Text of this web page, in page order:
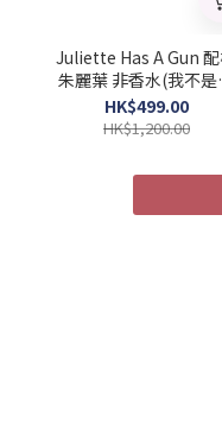
Juliette Has A Gun
朱麗葉 非香水(我不是
水)女士濃香水 100ml
(Barcode:
HK$499.00
HK$1,200.00